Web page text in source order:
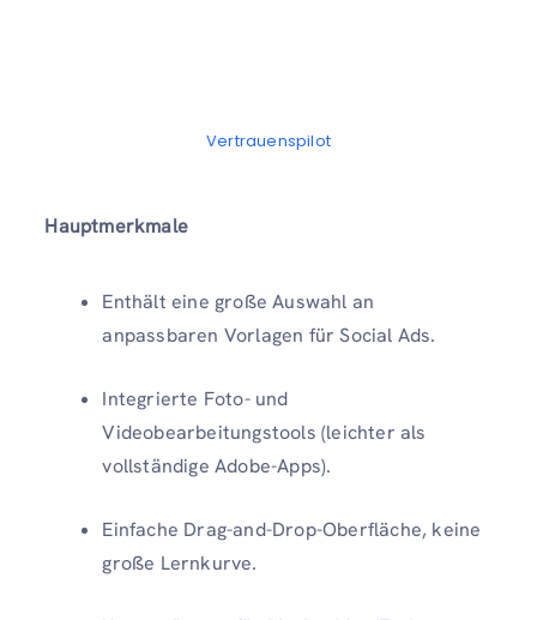
Vertrauenspilot
Hauptmerkmale
Enthält eine große Auswahl an
anpassbaren Vorlagen für Social Ads.
Integrierte Foto- und
Videobearbeitungstools (leichter als
vollständige Adobe-Apps).
Einfache Drag-and-Drop-Oberfläche, keine
große Lernkurve.